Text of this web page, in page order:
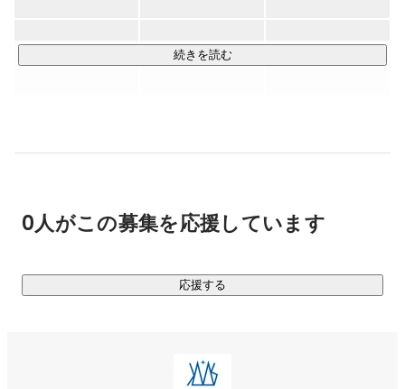
◆VALUE◆
普通じゃ物足りない、常に「参った」を実現せよ
・For Team
凡事徹底、細部に神を宿らせよ
三角形の２辺は一辺よりも短い
続きを読む
0人がこの募集を応援しています
応援する